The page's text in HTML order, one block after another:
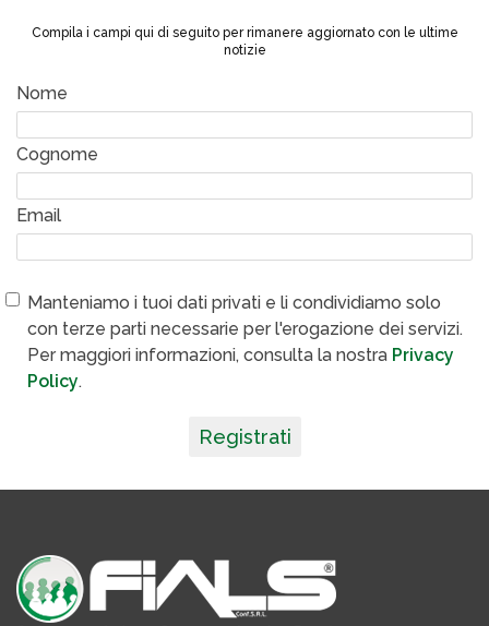
Compila i campi qui di seguito per rimanere aggiornato con le ultime
notizie
Nome
Cognome
Email
Manteniamo i tuoi dati privati e li condividiamo solo
con terze parti necessarie per l'erogazione dei servizi.
Per maggiori informazioni, consulta la nostra Privacy
Policy.
Registrati